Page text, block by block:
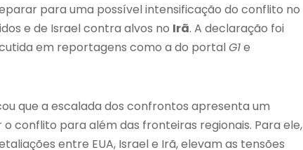
para uma possível intensificação do conflito no
e de Israel contra alvos no Irã. A declaração foi
em reportagens como a do portalG1e
que a escalada dos confrontos apresenta um
conflito para além das fronteiras regionais. Para ele,
entre EUA, Israel e Irã, elevam as tensões